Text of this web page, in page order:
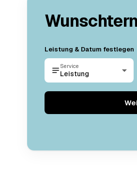
Leistung & Datum festlegen
Service
Leistung